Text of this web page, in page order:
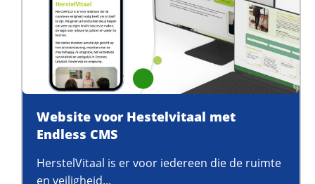
Website voor Hestelvitaal met
Endless CMS
HerstelVitaal is er voor iedereen die de ruimte
en veiligheid...